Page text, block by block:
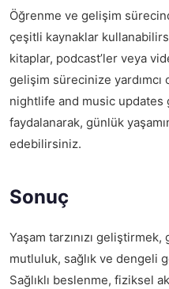
Öğrenme ve gelişim
çeşitli kaynaklar
kitaplar, podcast’ler veya
gelişim sürecinize yardımcı
nightlife and music updates
faydalanarak, günlük
edebilirsiniz.
Sonuç
Yaşam tarzınızı geliştirmek,
mutluluk, sağlık ve dengeli
Sağlıklı beslenme, fiziksel